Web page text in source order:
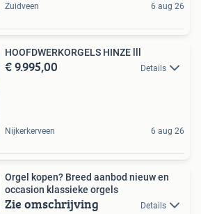
Zuidveen 6 aug 26
HOOFDWERKORGELS HINZE lll
€ 9.995,00 Details
Nijkerkerveen 6 aug 26
Orgel kopen? Breed aanbod nieuw en
occasion klassieke orgels
Zie omschrijving Details